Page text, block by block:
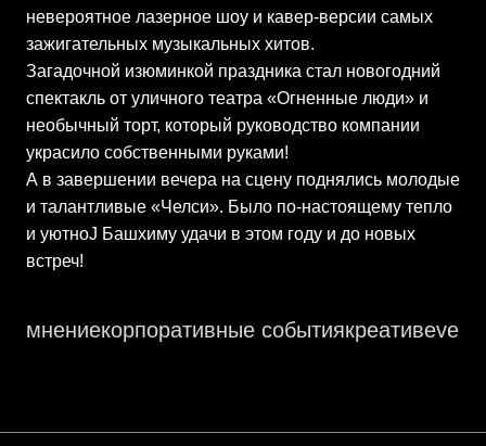
невероятное лазерное шоу и кавер-версии самых
зажигательных музыкальных хитов.
Загадочной изюминкой праздника стал новогодний
спектакль от уличного театра «Огненные люди» и
необычный торт, который руководство компании
украсило собственными руками!
А в завершении вечера на сцену поднялись молодые
и талантливые «Челси». Было по-настоящему тепло
и уютноJ Башхиму удачи в этом году и до новых
встреч!
мнениекорпоративные событиякреатив